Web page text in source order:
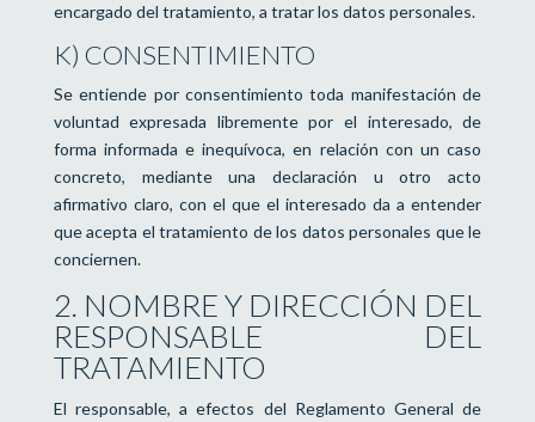
encargado del tratamiento, a tratar los datos personales.
K) CONSENTIMIENTO
Se entiende por consentimiento toda manifestación de
voluntad expresada libremente por el interesado, de
forma informada e inequívoca, en relación con un caso
concreto, mediante una declaración u otro acto
afirmativo claro, con el que el interesado da a entender
que acepta el tratamiento de los datos personales que le
conciernen.
2. NOMBRE Y DIRECCIÓN DEL
RESPONSABLE DEL
TRATAMIENTO
El responsable, a efectos del Reglamento General de